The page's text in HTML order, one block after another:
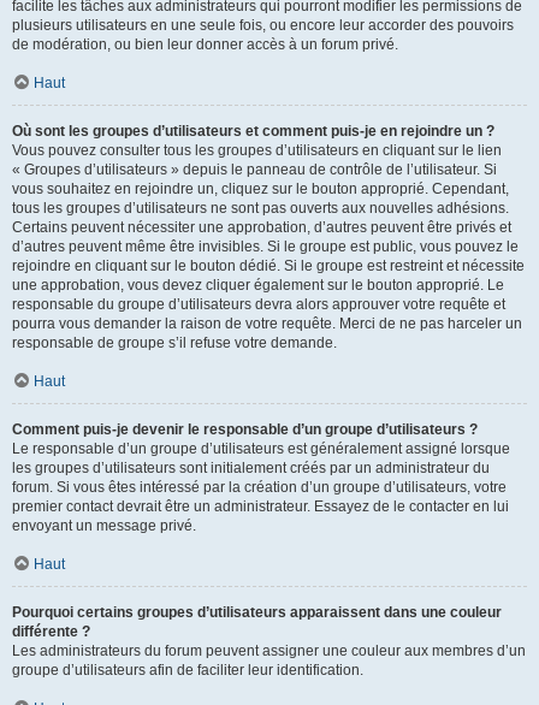
facilite les tâches aux administrateurs qui pourront modifier les permissions de
plusieurs utilisateurs en une seule fois, ou encore leur accorder des pouvoirs
de modération, ou bien leur donner accès à un forum privé.
Haut
Où sont les groupes d’utilisateurs et comment puis-je en rejoindre un ?
Vous pouvez consulter tous les groupes d’utilisateurs en cliquant sur le lien
« Groupes d’utilisateurs » depuis le panneau de contrôle de l’utilisateur. Si
vous souhaitez en rejoindre un, cliquez sur le bouton approprié. Cependant,
tous les groupes d’utilisateurs ne sont pas ouverts aux nouvelles adhésions.
Certains peuvent nécessiter une approbation, d’autres peuvent être privés et
d’autres peuvent même être invisibles. Si le groupe est public, vous pouvez le
rejoindre en cliquant sur le bouton dédié. Si le groupe est restreint et nécessite
une approbation, vous devez cliquer également sur le bouton approprié. Le
responsable du groupe d’utilisateurs devra alors approuver votre requête et
pourra vous demander la raison de votre requête. Merci de ne pas harceler un
responsable de groupe s’il refuse votre demande.
Haut
Comment puis-je devenir le responsable d’un groupe d’utilisateurs ?
Le responsable d’un groupe d’utilisateurs est généralement assigné lorsque
les groupes d’utilisateurs sont initialement créés par un administrateur du
forum. Si vous êtes intéressé par la création d’un groupe d’utilisateurs, votre
premier contact devrait être un administrateur. Essayez de le contacter en lui
envoyant un message privé.
Haut
Pourquoi certains groupes d’utilisateurs apparaissent dans une couleur
différente ?
Les administrateurs du forum peuvent assigner une couleur aux membres d’un
groupe d’utilisateurs afin de faciliter leur identification.